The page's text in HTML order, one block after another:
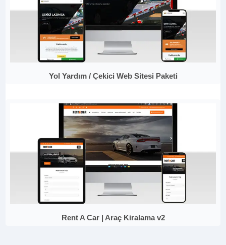
Yol Yardım / Çekici Web Sitesi Paketi
Rent A Car | Araç Kiralama v2